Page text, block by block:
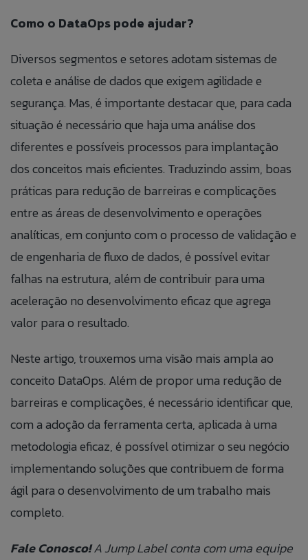
Como o DataOps pode ajudar?
Diversos segmentos e setores adotam sistemas de
coleta e análise de dados que exigem agilidade e
segurança. Mas, é importante destacar que, para cada
situação é necessário que haja uma análise dos
diferentes e possíveis processos para implantação
dos conceitos mais eficientes. Traduzindo assim, boas
práticas para redução de barreiras e complicações
entre as áreas de desenvolvimento e operações
analíticas, em conjunto com o processo de validação e
de engenharia de fluxo de dados, é possível evitar
falhas na estrutura, além de contribuir para uma
aceleração no desenvolvimento eficaz que agrega
valor para o resultado.
Neste artigo, trouxemos uma visão mais ampla ao
conceito DataOps. Além de propor uma redução de
barreiras e complicações, é necessário identificar que,
com a adoção da ferramenta certa, aplicada à uma
metodologia eficaz, é possível otimizar o seu negócio
implementando soluções que contribuem de forma
ágil para o desenvolvimento de um trabalho mais
completo.
Fale Conosco!A Jump Label conta com uma equipe
Fale Conosco
Caso queira realizar alguma reclamação de
maneira anônima, você pode fazê-lo clicando no
botão ao lado:
ACESSAR FORMULÁRIO ANÔNIMO.
Talk to Us
If you want to make a complaint anonymously,
you can do so by clicking the button to the side:
ACCESS ANONYMOUS FORM.
Banco de
Currículos
Preencha as informações abaixo para
adicionar suas informações ao nosso banco
de currículos.